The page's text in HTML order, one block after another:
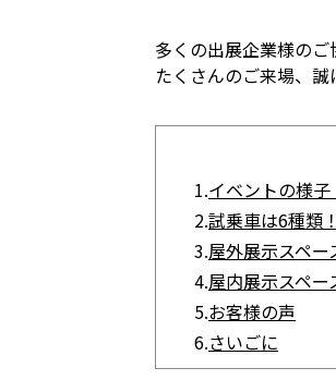
多くの出展企業様の
たくさんのご来場、誠
1.イベントの様子
2.試乗車は6種類！
3.屋外展示スペー
4.屋内展示スペー
5.お客様の声
6.さいごに